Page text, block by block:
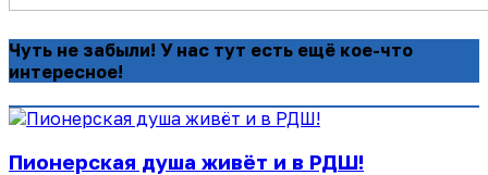
Чуть не забыли! У нас тут есть ещё кое-что
интересное!
Пионерская душа живёт и в РДШ!